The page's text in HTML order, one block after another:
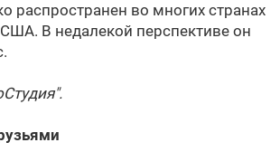
распространен во многих странах
В недалекой перспективе он